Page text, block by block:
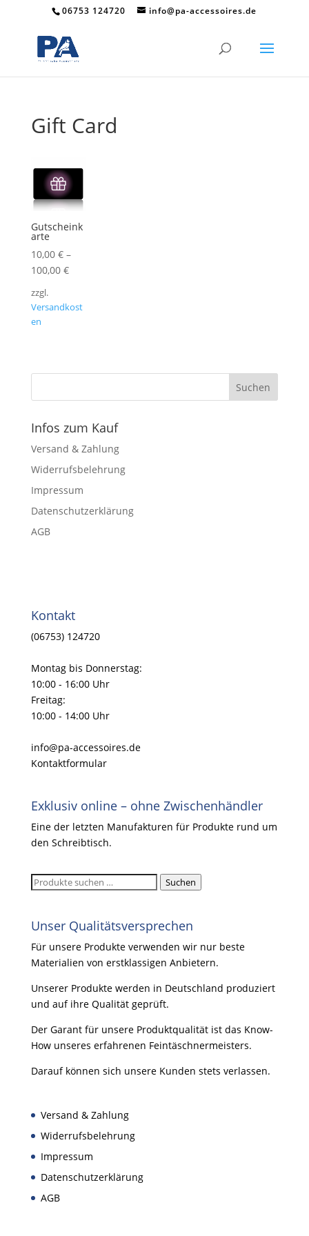
06753 124720 info@pa-accessoires.de
Gift Card
Gutscheink
arte
10,00 €–
100,00 €
zzgl.
Versandkost
en
Infos zum Kauf
Versand & Zahlung
Widerrufsbelehrung
Impressum
Datenschutzerklärung
AGB
Kontakt
(06753) 124720
Montag bis Donnerstag:
10:00 - 16:00 Uhr
Freitag:
10:00 - 14:00 Uhr
info@pa-accessoires.de
Kontaktformular
Exklusiv online – ohne Zwischenhändler
Eine der letzten Manufakturen für Produkte rund um
den Schreibtisch.
Suchen
Suchen
Unser Qualitätsversprechen
Für unsere Produkte verwenden wir nur beste
Materialien von erstklassigen Anbietern.
Unserer Produkte werden in Deutschland produziert
und auf ihre Qualität geprüft.
Der Garant für unsere Produktqualität ist das Know-
How unseres erfahrenen Feintäschnermeisters.
Darauf können sich unsere Kunden stets verlassen.
Versand & Zahlung
Widerrufsbelehrung
Impressum
Datenschutzerklärung
AGB